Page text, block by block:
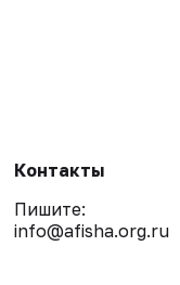
Контакты
Пишите:
info@afisha.org.ru